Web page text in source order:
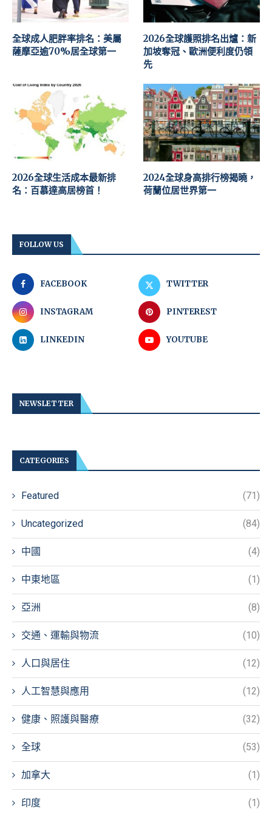
全球成人肥胖率排名：美屬
薩摩亞逾70%居全球第一
2026全球護照排名出爐：新
加坡奪冠、歐洲便利度仍領
先
2026全球生活成本最新排
名：百慕達高居榜首！
2024全球身高排行榜揭曉，
荷蘭位居世界第一
FOLLOW US
FACEBOOK TWITTER
INSTAGRAM PINTEREST
LINKEDIN YOUTUBE
NEWSLETTER
CATEGORIES
Featured (71)
Uncategorized (84)
中國 (4)
中東地區 (1)
亞洲 (8)
交通、運輸與物流 (10)
人口與居住 (12)
人工智慧與應用 (12)
健康、照護與醫療 (32)
全球 (53)
加拿大 (1)
印度 (1)